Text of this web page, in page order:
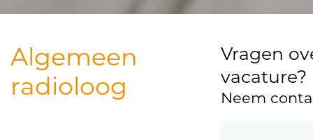
Algemeen
radioloog
Vragen
vacature?
Neem